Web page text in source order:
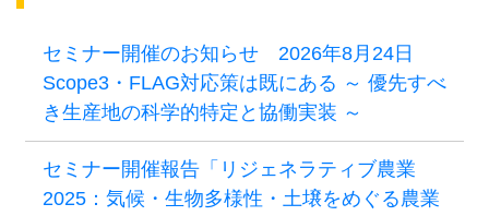
セミナー開催のお知らせ 2026年8月24日
Scope3・FLAG対応策は既にある ～ 優先すべ
き生産地の科学的特定と協働実装 ～
セミナー開催報告「リジェネラティブ農業
2025：気候・生物多様性・土壌をめぐる農業